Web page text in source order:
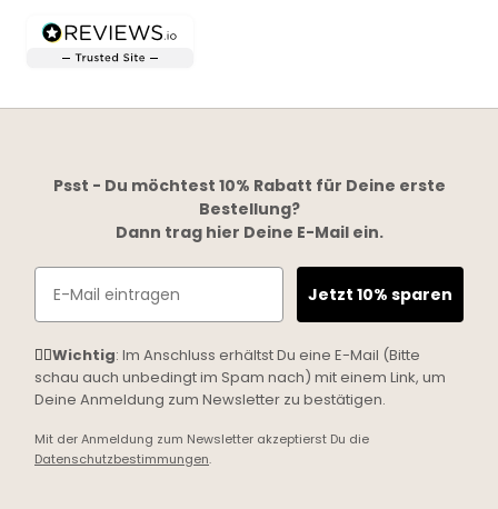
Psst - Du möchtest 10% Rabatt für Deine erste
Bestellung?
Dann trag hier Deine E-Mail ein.
Email
Jetzt 10% sparen
☝🏼Wichtig: Im Anschluss erhältst Du eine E-Mail (Bitte
schau auch unbedingt im Spam nach) mit einem Link, um
Deine Anmeldung zum Newsletter zu bestätigen.
Mit der Anmeldung zum Newsletter akzeptierst Du die
Datenschutzbestimmungen.